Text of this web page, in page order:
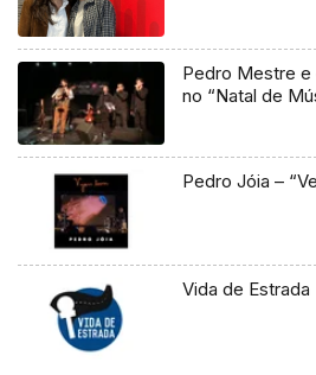
Pedro Mestre e
no “Natal de
Pedro Jóia –
Vida de Estrada